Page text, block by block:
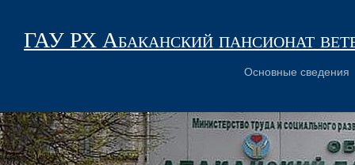
ГАУ РХ Абаканский пансионат
Основные сведения